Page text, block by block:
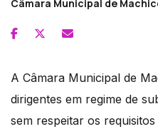
Câmara Municipal de
A Câmara Municipal de
dirigentes em regime de
sem respeitar os